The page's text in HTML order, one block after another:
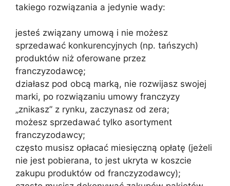
takiego rozwiązania a jedynie wady:
jesteś związany umową i nie możesz
sprzedawać konkurencyjnych (np. tańszych)
produktów niż oferowane przez
franczyzodawcę;
działasz pod obcą marką, nie rozwijasz swojej
marki, po rozwiązaniu umowy franczyzy
„znikasz” z rynku, zaczynasz od zera;
możesz sprzedawać tylko asortyment
franczyzodawcy;
często musisz opłacać miesięczną opłatę (jeżeli
nie jest pobierana, to jest ukryta w koszcie
zakupu produktów od franczyzodawcy);